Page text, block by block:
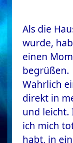
Als die
wurde,
einen
begrüßen.
Wahrlich
direkt in
und leicht.
ich mich
habt, in